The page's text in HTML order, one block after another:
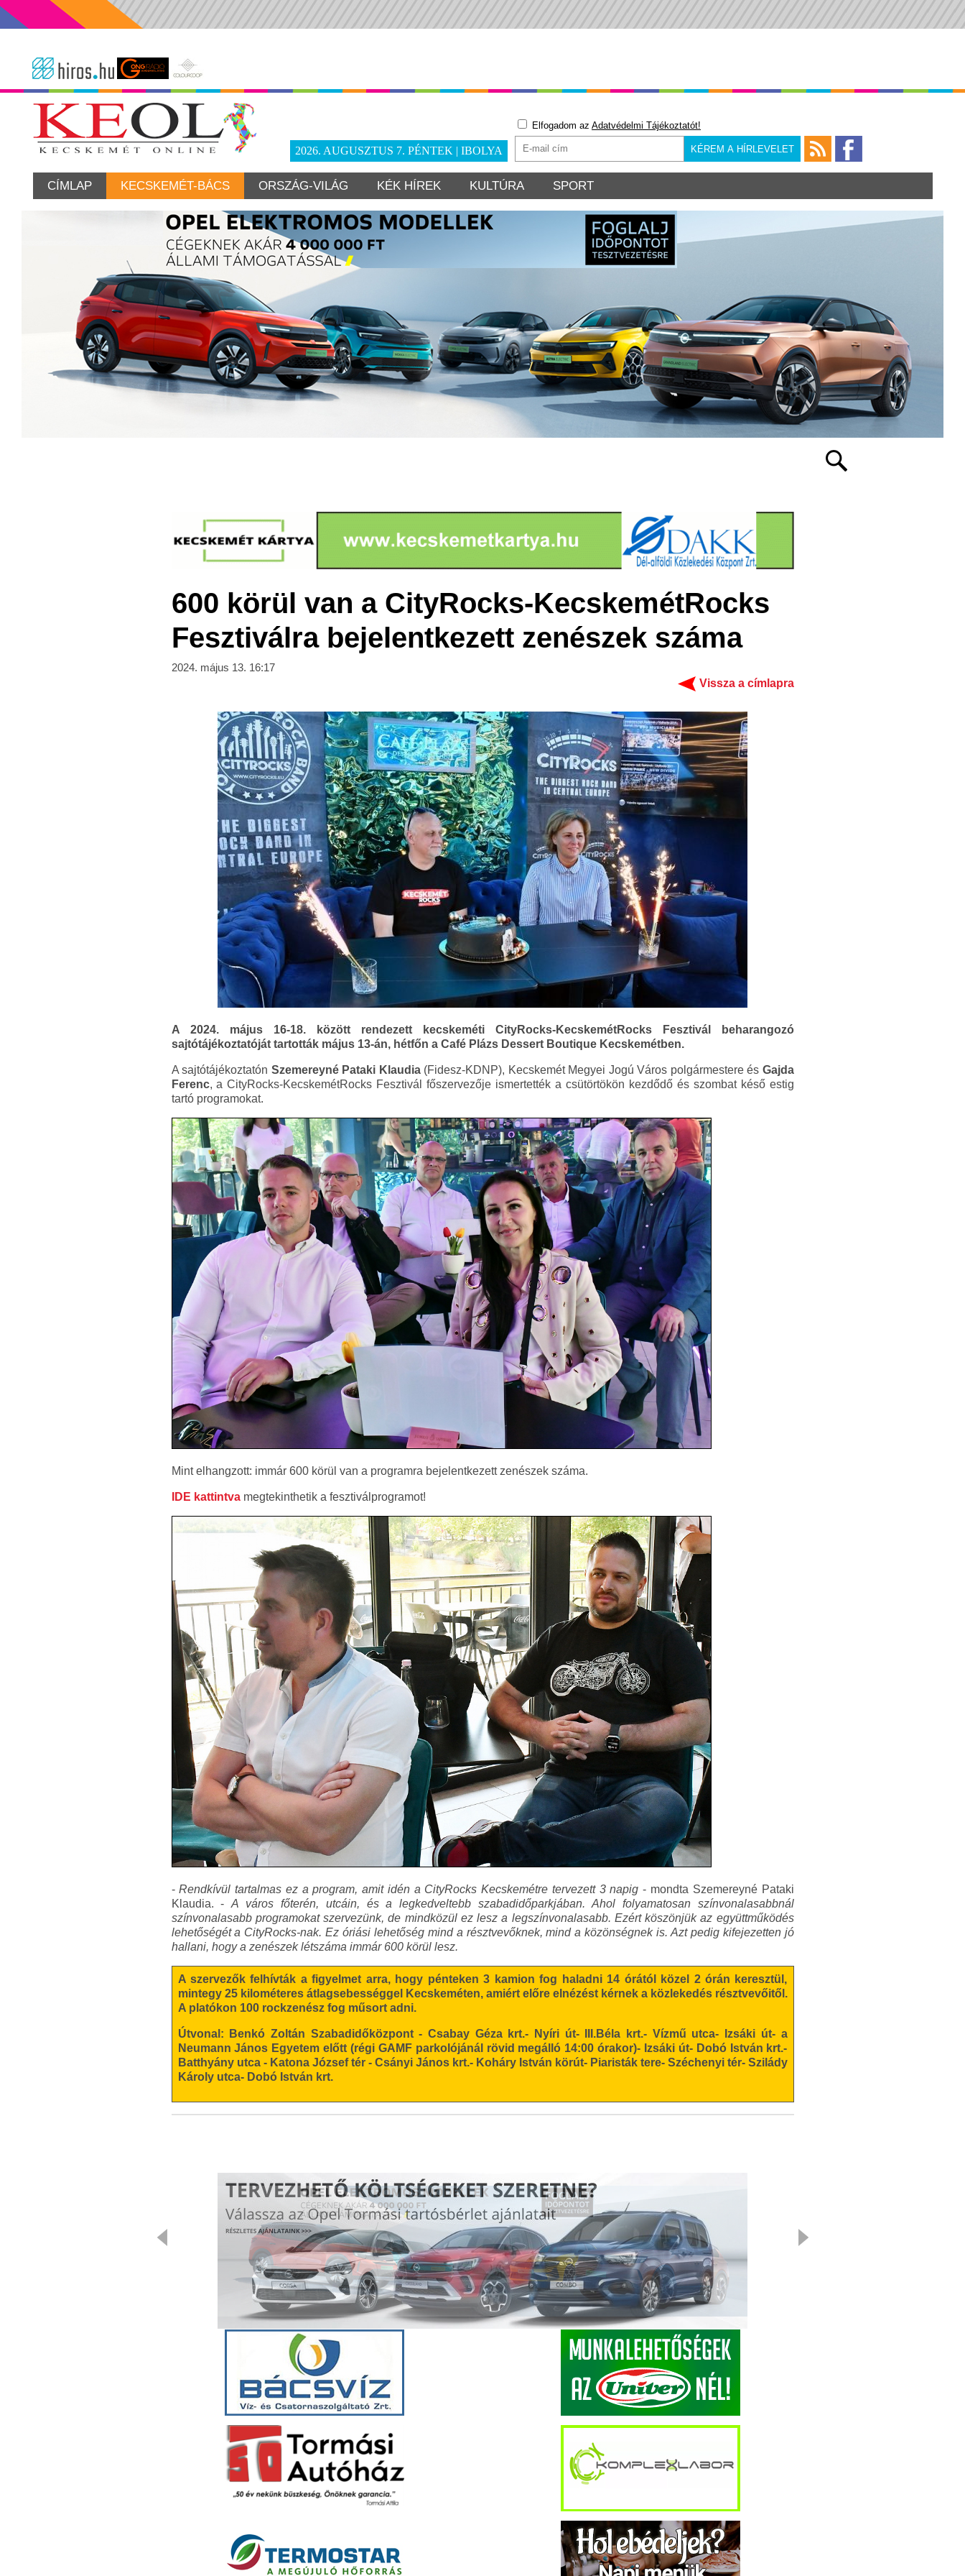
2026. AUGUSZTUS 7. PÉNTEK | IBOLYA
Elfogadom az Adatvédelmi Tájékoztatót!
CÍMLAP KECSKEMÉT-BÁCS ORSZÁG-VILÁG KÉK HÍREK KULTÚRA SPORT
600 körül van a CityRocks-KecskemétRocks
Fesztiválra bejelentkezett zenészek száma
2024. május 13. 16:17
Vissza a címlapra
A 2024. május 16-18. között rendezett kecskeméti CityRocks-KecskemétRocks Fesztivál beharangozó
sajtótájékoztatóját tartották május 13-án, hétfőn a Café Plázs Dessert Boutique Kecskemétben.
A sajtótájékoztatón Szemereyné Pataki Klaudia(Fidesz-KDNP), Kecskemét Megyei Jogú Város polgármestere és Gajda
Ferenc, a CityRocks-KecskemétRocks Fesztivál főszervezője ismertették a csütörtökön kezdődő és szombat késő estig
tartó programokat.
Mint elhangzott: immár 600 körül van a programra bejelentkezett zenészek száma.
IDE kattintvamegtekinthetik a fesztiválprogramot!
-Rendkívül tartalmas ez a program, amit idén a CityRocks Kecskemétre tervezett 3 napig - mondta Szemereyné Pataki
Klaudia. -A város főterén, utcáin, és a legkedveltebb szabadidőparkjában. Ahol folyamatosan színvonalasabbnál
színvonalasabb programokat szervezünk, de mindközül ez lesz a legszínvonalasabb. Ezért köszönjük az együttműködés
lehetőségét a CityRocks-nak. Ez óriási lehetőség mind a résztvevőknek, mind a közönségnek is. Azt pedig kifejezetten jó
hallani, hogy a zenészek létszáma immár 600 körül lesz.
A szervezők felhívták a figyelmet arra, hogy pénteken 3 kamion fog haladni 14 órától közel 2 órán keresztül,
mintegy 25 kilométeres átlagsebességgel Kecskeméten, amiért előre elnézést kérnek a közlekedés résztvevőitől.
A platókon 100 rockzenész fog műsort adni.
Útvonal: Benkó Zoltán Szabadidőközpont - Csabay Géza krt.- Nyíri út- III.Béla krt.- Vízmű utca- Izsáki út- a
Neumann János Egyetem előtt (régi GAMF parkolójánál rövid megálló 14:00 órakor)- Izsáki út- Dobó István krt.-
Batthyány utca - Katona József tér - Csányi János krt.- Koháry István körút- Piaristák tere- Széchenyi tér- Szilády
Károly utca- Dobó István krt.